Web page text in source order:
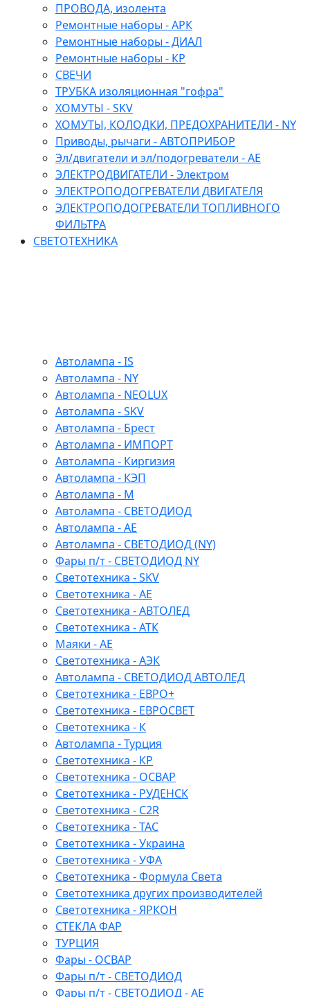
ПРОВОДА, изолента
Ремонтные наборы - АРК
Ремонтные наборы - ДИАЛ
Ремонтные наборы - КР
СВЕЧИ
ТРУБКА изоляционная "гофра"
ХОМУТЫ - SKV
ХОМУТЫ, КОЛОДКИ, ПРЕДОХРАНИТЕЛИ - NY
Приводы, рычаги - АВТОПРИБОР
Эл/двигатели и эл/подогреватели - АЕ
ЭЛЕКТРОДВИГАТЕЛИ - Электром
ЭЛЕКТРОПОДОГРЕВАТЕЛИ ДВИГАТЕЛЯ
ЭЛЕКТРОПОДОГРЕВАТЕЛИ ТОПЛИВНОГО
ФИЛЬТРА
СВЕТОТЕХНИКА
Автолампа - IS
Автолампа - NY
Автолампа - NEOLUX
Автолампа - SKV
Автолампа - Брест
Автолампа - ИМПОРТ
Автолампа - Киргизия
Автолампа - КЭП
Автолампа - М
Автолампа - СВЕТОДИОД
Автолампа - АЕ
Автолампа - СВЕТОДИОД (NY)
Фары п/т - СВЕТОДИОД NY
Светотехника - SKV
Светотехника - АЕ
Светотехника - АВТОЛЕД
Светотехника - АТК
Маяки - АЕ
Светотехника - АЭК
Автолампа - СВЕТОДИОД АВТОЛЕД
Светотехника - ЕВРО+
Светотехника - ЕВРОСВЕТ
Светотехника - К
Автолампа - Турция
Светотехника - КР
Светотехника - ОСВАР
Светотехника - РУДЕНСК
Светотехника - C2R
Светотехника - ТАС
Светотехника - Украина
Светотехника - УФА
Светотехника - Формула Света
Светотехника других производителей
Светотехника - ЯРКОН
СТЕКЛА ФАР
ТУРЦИЯ
Фары - ОСВАР
Фары п/т - СВЕТОДИОД
Фары п/т - СВЕТОДИОД - АЕ